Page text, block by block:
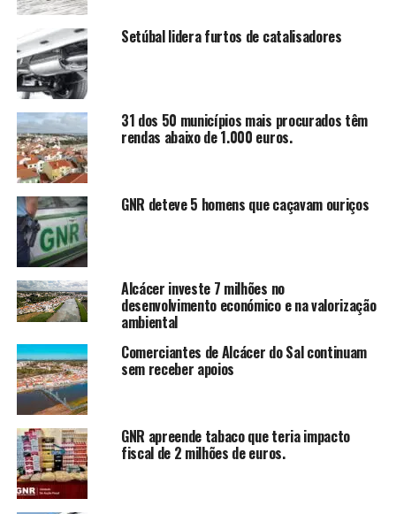
Setúbal lidera furtos de catalisadores
31 dos 50 municípios mais procurados têm
rendas abaixo de 1.000 euros.
GNR deteve 5 homens que caçavam ouriços
Alcácer investe 7 milhões no
desenvolvimento económico e na valorização
ambiental
Comerciantes de Alcácer do Sal continuam
sem receber apoios
GNR apreende tabaco que teria impacto
fiscal de 2 milhões de euros.